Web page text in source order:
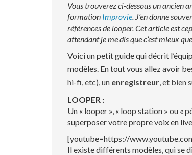
Vous trouverez ci-dessous un ancien
formation Improvie. J’en donne
références de looper. Cet article est
attendant je me dis que c’est mieux
Voici un petit guide qui décrit
modèles. En tout vous allez avoir
hi-fi, etc), un enregistreur, et bien
LOOPER :
Un « looper », « loop station » ou «
superposer votre propre voix en
[youtube=https://
Il existe différents modèles, qui se